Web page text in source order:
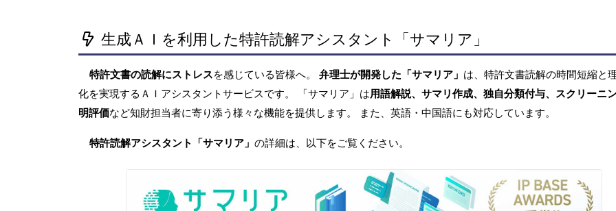
生成ＡＩを利用した特許読解アシスタント「サマリア」
特許文書の読解にストレスを感じている皆様へ。 弁理士が開発した「サマリア」 は、特許文書読解の時間短縮と
化を実現するＡＩアシスタントサービスです。 「サマリア」は用語解説、サマリ作成、独自分類付与、スクリーニ
明評価など知財担当者に寄り添う様々な機能を提供します。 また、英語・中国語にも対応しています。
特許読解アシスタント「サマリア」 の詳細は、以下をご覧ください。